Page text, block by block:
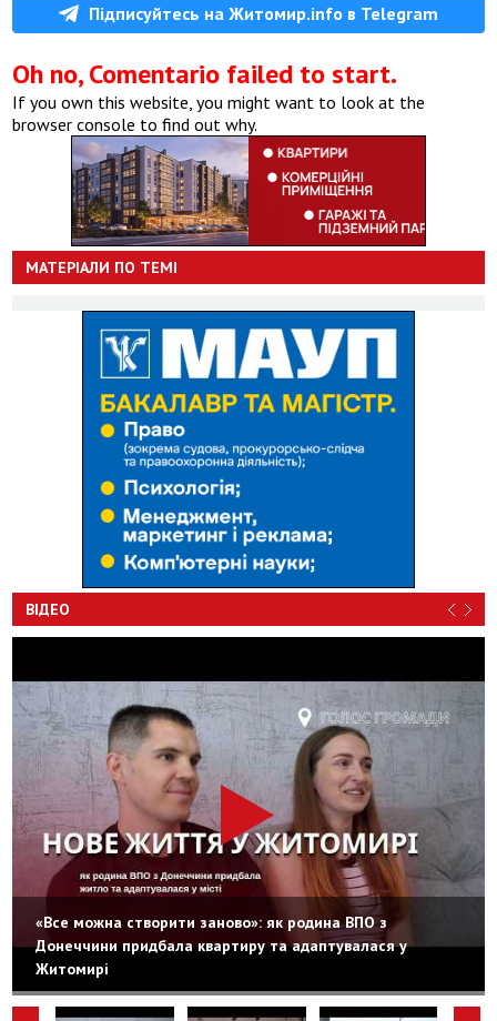
Підписуйтесь на Житомир.info в Telegram
Oh no, Comentario failed to start.
If you own this website, you might want to look at the
browser console to find out why.
МАТЕРІАЛИ ПО ТЕМІ
ВІДЕО
«Все можна створити заново»: як родина ВПО з
Донеччини придбала квартиру та адаптувалася у
Житомирі